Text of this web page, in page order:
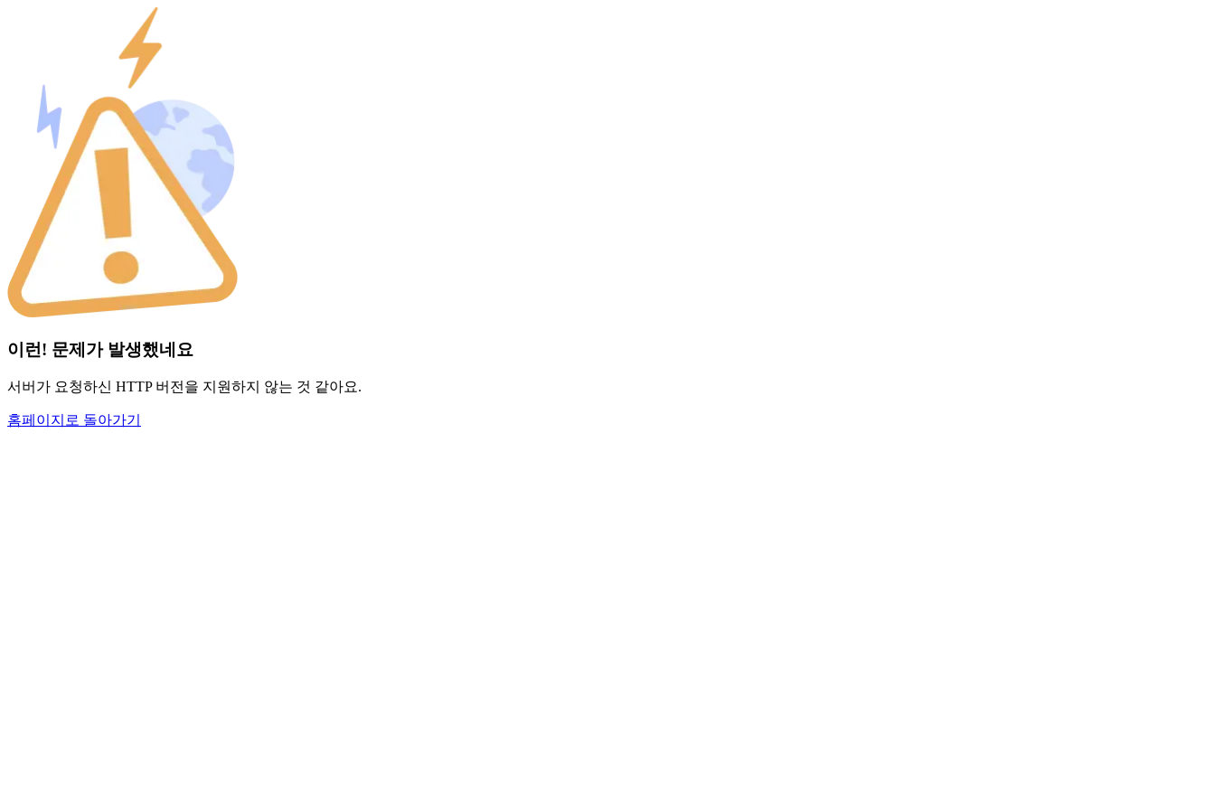
이런! 문제가 발생했네요
서버가 요청하신 HTTP 버전을 지원하지 않는 것 같아요.
홈페이지로 돌아가기